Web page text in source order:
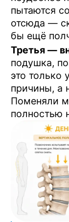
Что обычно
почему
Стандартный
ортопедический
эффектом
правильные
только часть
Матрас
пассивно. Пока
лучших
же: слабые
диски,
нагрузки.
возвращается
Зарядка
мышцы, которые
позвоночник, она
Стандартные
работают с
так в порядке.
Тут есть нюанс:
нормально,
недостаточно.
дать